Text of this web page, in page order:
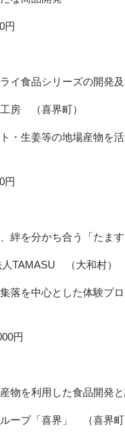
円
イ食品シリーズの開発及
房 （喜界町）
・生姜等の地場産物を
円
絆を分かち合う「たます
TAMASU （大和村）
落を中心とした体験プ
円
物を利用した食品開発と
ープ「喜界」 （喜界町